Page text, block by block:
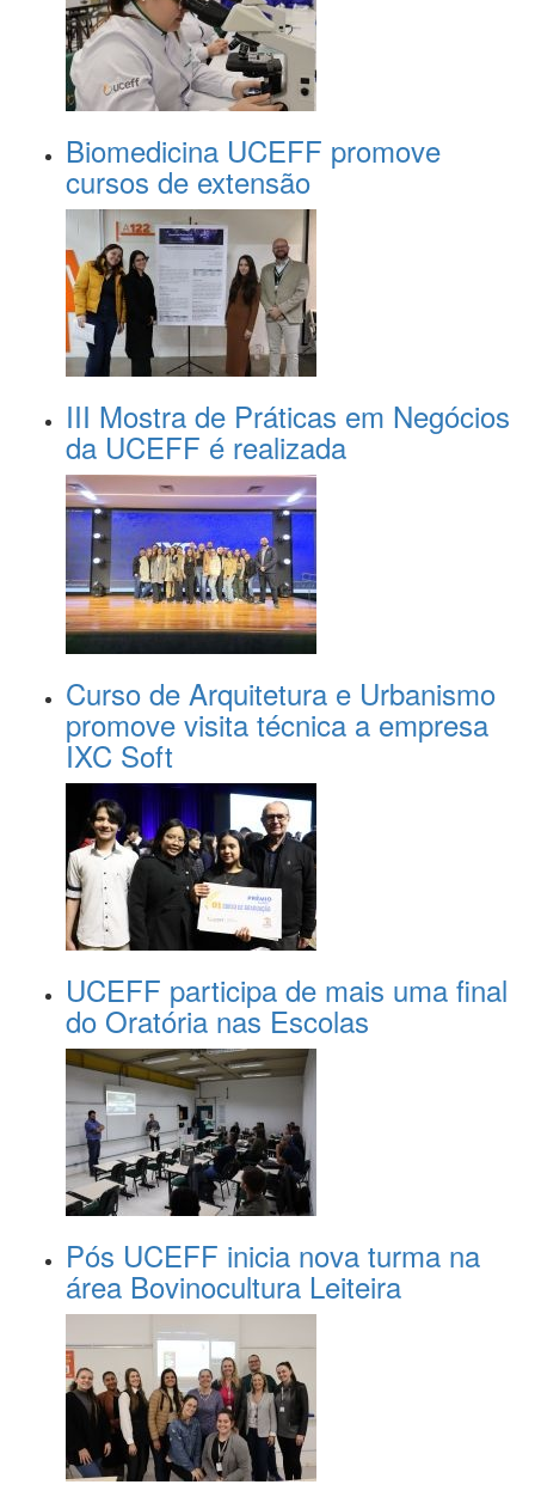
Biomedicina UCEFF promove
cursos de extensão
III Mostra de Práticas em Negócios
da UCEFF é realizada
Curso de Arquitetura e Urbanismo
promove visita técnica a empresa
IXC Soft
UCEFF participa de mais uma final
do Oratória nas Escolas
Pós UCEFF inicia nova turma na
área Bovinocultura Leiteira